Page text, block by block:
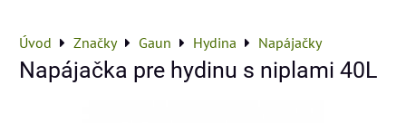
Úvod Značky Gaun Hydina Napájačky
Napájačka pre hydinu s niplami 40L